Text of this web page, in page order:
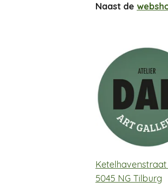
Naast de
Ketelhavenstraat
5045 NG Tilburg